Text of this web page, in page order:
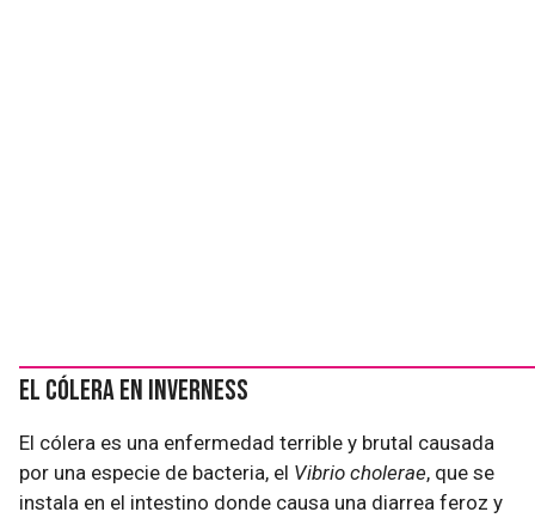
El cólera en Inverness
El cólera es una enfermedad terrible y brutal causada
por una especie de bacteria, el Vibrio cholerae, que se
instala en el intestino donde causa una diarrea feroz y